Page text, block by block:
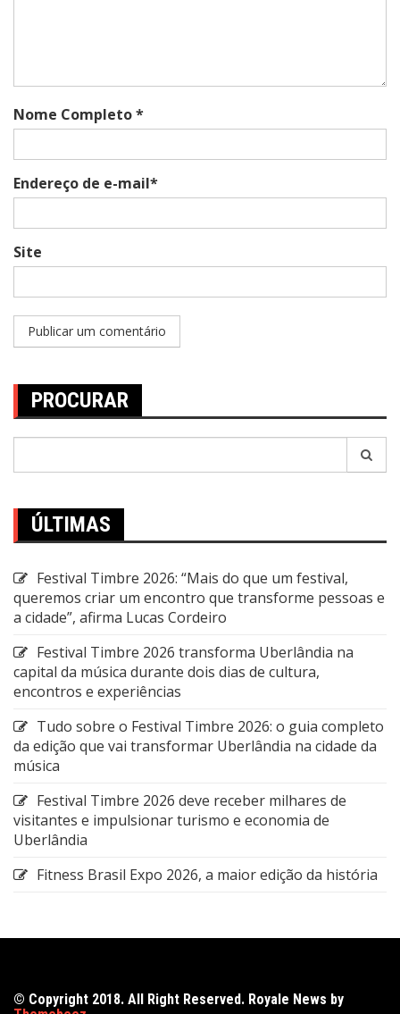
Nome Completo *
Endereço de e-mail*
Site
PROCURAR
ÚLTIMAS
Festival Timbre 2026: “Mais do que um festival,
queremos criar um encontro que transforme pessoas e
a cidade”, afirma Lucas Cordeiro
Festival Timbre 2026 transforma Uberlândia na
capital da música durante dois dias de cultura,
encontros e experiências
Tudo sobre o Festival Timbre 2026: o guia completo
da edição que vai transformar Uberlândia na cidade da
música
Festival Timbre 2026 deve receber milhares de
visitantes e impulsionar turismo e economia de
Uberlândia
Fitness Brasil Expo 2026, a maior edição da história
© Copyright 2018. All Right Reserved. Royale News by